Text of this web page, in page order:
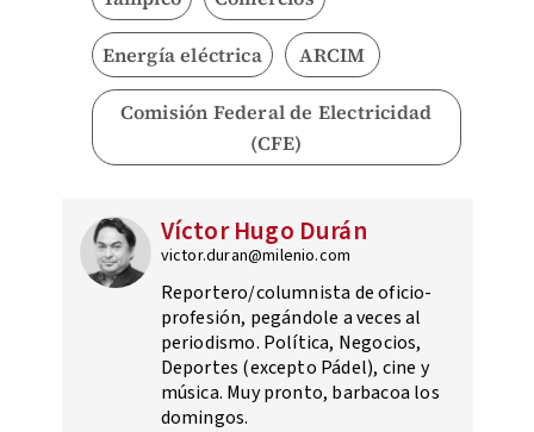
Energía eléctrica ARCIM
Comisión Federal de Electricidad
(CFE)
Víctor Hugo Durán
victor.duran@milenio.com
Reportero/columnista de oficio-
profesión, pegándole a veces al
periodismo. Política, Negocios,
Deportes (excepto Pádel), cine y
música. Muy pronto, barbacoa los
domingos.